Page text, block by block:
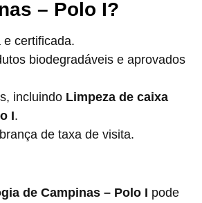
– Polo I?
certificada.
biodegradáveis e aprovados
incluindo Limpeza de caixa
I.
de taxa de visita.
de Campinas – Polo I pode